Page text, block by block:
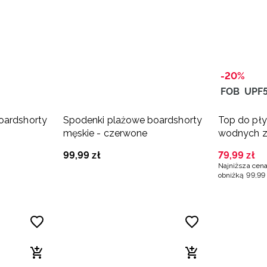
Spodenki plażowe boardshorty
męskie - czerwone
99,99 zł
-20%
FOB
Top do
wodnych
79,99 zł
Najniższa
obniżką 99, 99